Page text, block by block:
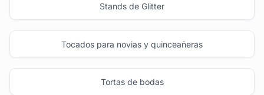
Stands de Glitter
Tocados para novias y quinceañeras
Tortas de bodas